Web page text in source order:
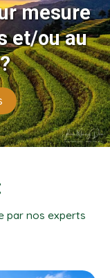
mesure
et/ou au
par nos experts